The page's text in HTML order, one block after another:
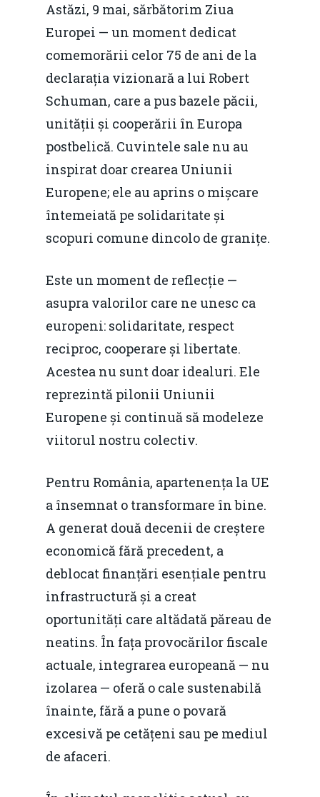
Astăzi, 9 mai, sărbătorim Ziua
Europei — un moment dedicat
comemorării celor 75 de ani de la
declarația vizionară a lui Robert
Schuman, care a pus bazele păcii,
unității și cooperării în Europa
postbelică. Cuvintele sale nu au
inspirat doar crearea Uniunii
Europene; ele au aprins o mișcare
întemeiată pe solidaritate și
scopuri comune dincolo de granițe.
Este un moment de reflecție —
asupra valorilor care ne unesc ca
europeni: solidaritate, respect
reciproc, cooperare și libertate.
Acestea nu sunt doar idealuri. Ele
reprezintă pilonii Uniunii
Europene și continuă să modeleze
viitorul nostru colectiv.
Pentru România, apartenența la UE
a însemnat o transformare în bine.
A generat două decenii de creștere
economică fără precedent, a
deblocat finanțări esențiale pentru
infrastructură și a creat
oportunități care altădată păreau de
neatins. În fața provocărilor fiscale
actuale, integrarea europeană — nu
izolarea — oferă o cale sustenabilă
înainte, fără a pune o povară
excesivă pe cetățeni sau pe mediul
de afaceri.